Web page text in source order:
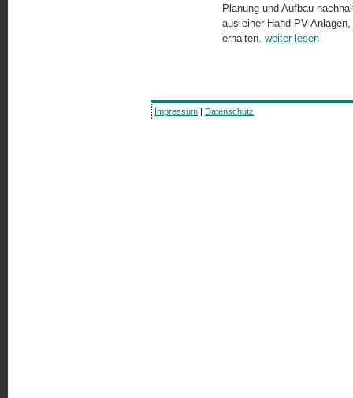
Planung und Aufbau
aus einer Hand PV-
erhalten. weiter lesen
Impressum | Datenschutz